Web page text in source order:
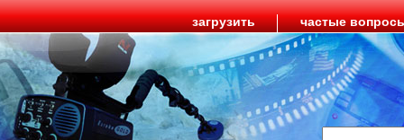
загрузить частые